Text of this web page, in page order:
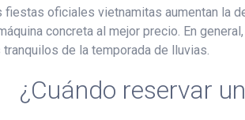
oficiales vietnamitas aumentan la
concreta al mejor precio. En
de la temporada de lluvias.
¿Cuándo reservar